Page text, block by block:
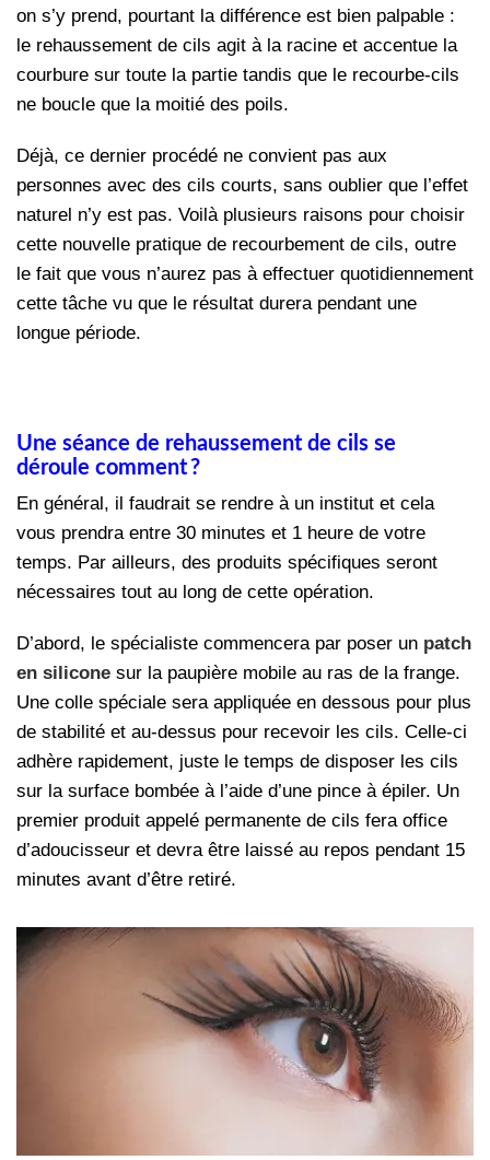
on s’y prend, pourtant la différence est bien palpable :
le rehaussement de cils agit à la racine et accentue la
courbure sur toute la partie tandis que le recourbe-cils
ne boucle que la moitié des poils.
Déjà, ce dernier procédé ne convient pas aux
personnes avec des cils courts, sans oublier que l’effet
naturel n’y est pas. Voilà plusieurs raisons pour choisir
cette nouvelle pratique de recourbement de cils, outre
le fait que vous n’aurez pas à effectuer quotidiennement
cette tâche vu que le résultat durera pendant une
longue période.
Une séance de rehaussement de cils se
déroule comment ?
En général, il faudrait se rendre à un institut et cela
vous prendra entre 30 minutes et 1 heure de votre
temps. Par ailleurs, des produits spécifiques seront
nécessaires tout au long de cette opération.
D’abord, le spécialiste commencera par poser un patch
en silicone sur la paupière mobile au ras de la frange.
Une colle spéciale sera appliquée en dessous pour plus
de stabilité et au-dessus pour recevoir les cils. Celle-ci
adhère rapidement, juste le temps de disposer les cils
sur la surface bombée à l’aide d’une pince à épiler. Un
premier produit appelé permanente de cils fera office
d’adoucisseur et devra être laissé au repos pendant 15
minutes avant d’être retiré.